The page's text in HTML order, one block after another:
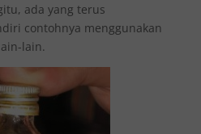
ada yang terus
contohnya menggunakan
lain.